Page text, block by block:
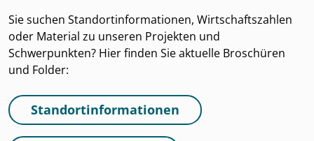
Sie suchen Standortinformationen, Wirtschaftszahlen
oder Material zu unseren Projekten und
Schwerpunkten? Hier finden Sie aktuelle Broschüren
und Folder:
Standortinformationen